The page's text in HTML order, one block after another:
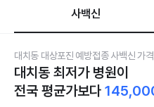
사백신
대치동 대상포진 예방접종 사백신 가
대치동 최저가 병원이
전국 평균가보다